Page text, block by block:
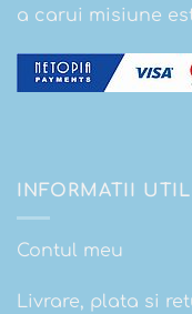
a carui misiune
INFORMATII
Contul meu
Livrare, plata si